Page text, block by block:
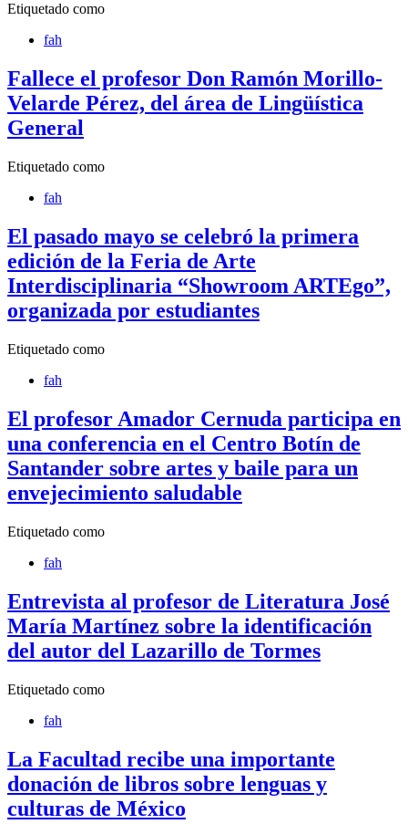
Etiquetado como
fah
Fallece el profesor Don Ramón Morillo-
Velarde Pérez, del área de Lingüística
General
Etiquetado como
fah
El pasado mayo se celebró la primera
edición de la Feria de Arte
Interdisciplinaria “Showroom ARTEgo”,
organizada por estudiantes
Etiquetado como
fah
El profesor Amador Cernuda participa en
una conferencia en el Centro Botín de
Santander sobre artes y baile para un
envejecimiento saludable
Etiquetado como
fah
Entrevista al profesor de Literatura José
María Martínez sobre la identificación
del autor del Lazarillo de Tormes
Etiquetado como
fah
La Facultad recibe una importante
donación de libros sobre lenguas y
culturas de México